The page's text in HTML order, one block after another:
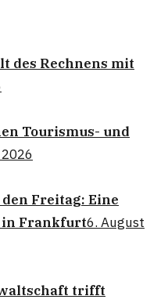
des Rechnens mit
Tourismus- und
Freitag: Eine
in Frankfurt6. August
trifft